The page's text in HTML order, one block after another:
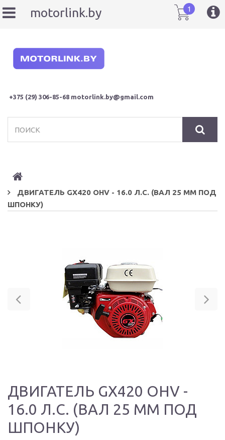
motorlink.by
+375 (29) 306-85-68 motorlink.by@gmail.com
1
ДВИГАТЕЛЬ GX420 OHV - 16.0 Л.С. (ВАЛ 25 ММ ПОД
ШПОНКУ)
Previous
ДВИГАТЕЛЬ GX420 OHV -
16.0 Л.С. (ВАЛ 25 ММ ПОД
ШПОНКУ)